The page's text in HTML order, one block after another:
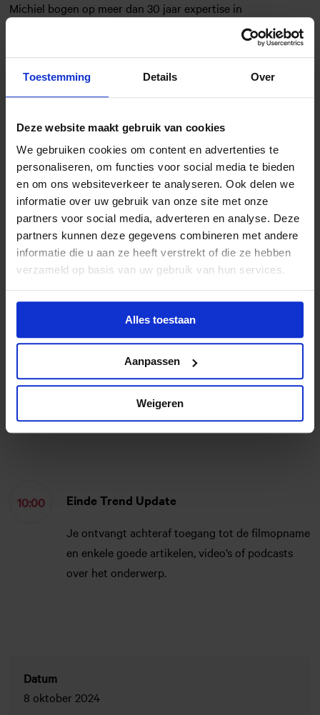
Toestemming Details Over
Deze website maakt gebruik van cookies
We gebruiken cookies om content en advertenties te
personaliseren, om functies voor social media te bieden
en om ons websiteverkeer te analyseren. Ook delen we
informatie over uw gebruik van onze site met onze
partners voor social media, adverteren en analyse. Deze
partners kunnen deze gegevens combineren met andere
informatie die u aan ze heeft verstrekt of die ze hebben
verzameld op basis van uw gebruik van hun services.
Alles toestaan
Aanpassen
Weigeren
Michiel bogen op meer dan 30 jaar expertise in
gesprekstraining, waarvan de laatste 15 jaar via digitale
simulaties. Zijn academische achtergrond, met verscheidene
en leren, legde de basis voor het ontstaan van
Programma
09:30 Trend Update
De presentatie van Michiel Hulsbergen.
Optioneel: Q&A
Heb je nog vragen? Blijf nog even online en stel
ze aan onze expert.
10:00 Einde Trend Update
Je ontvangt achteraf toegang tot de filmopname
en enkele goede artikelen, video’s of podcasts
over het onderwerp.
Datum
8 oktober 2024